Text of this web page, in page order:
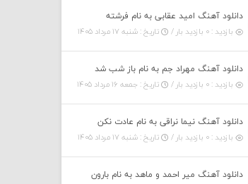
دانلود آهنگ امید عقابی به نام فرشته
بازدید : ۰ بازدید بار /
تاریخ : شنبه ۱۷ مرداد ۱۴۰۵
دانلود آهنگ مهراد جم به نام باز شب شد
بازدید : ۰ بازدید بار /
تاریخ : جمعه ۱۶ مرداد ۱۴۰۵
دانلود آهنگ نیما نراقی به نام عادت نکن
بازدید : ۰ بازدید بار /
تاریخ : شنبه ۱۷ مرداد ۱۴۰۵
دانلود آهنگ میر احمد و ماهد به نام بارون